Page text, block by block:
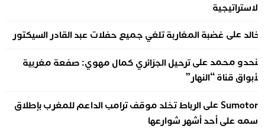
علىغضبة المغاربة تلغي جميع حفلات عبد القادر السيكتور
محمدعلىترحيل الجزائري كمال مهوي: صفعة مغربية
قناة “النهار”
علىالرباط تخلد موقف ترامب الداعم للمغرب بإطلاق
على أحد أشهر شوارعها